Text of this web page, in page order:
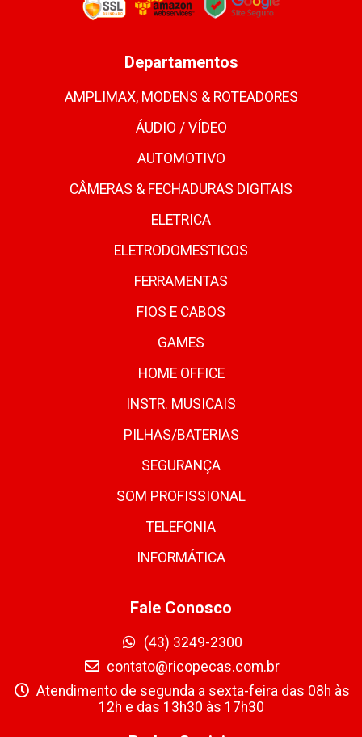
Departamentos
AMPLIMAX, MODENS & ROTEADORES
ÁUDIO / VÍDEO
AUTOMOTIVO
CÂMERAS & FECHADURAS DIGITAIS
ELETRICA
ELETRODOMESTICOS
FERRAMENTAS
FIOS E CABOS
GAMES
HOME OFFICE
INSTR. MUSICAIS
PILHAS/BATERIAS
SEGURANÇA
SOM PROFISSIONAL
TELEFONIA
INFORMÁTICA
Fale Conosco
(43) 3249-2300
contato@ricopecas.com.br
Atendimento de segunda a sexta-feira das 08h às
12h e das 13h30 às 17h30